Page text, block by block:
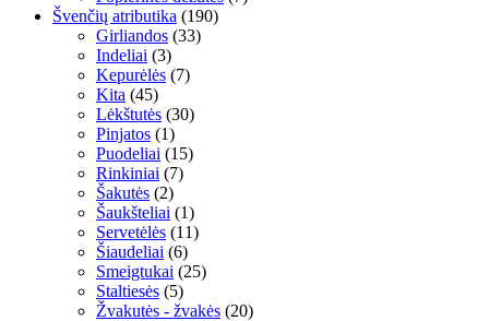
Švenčių atributika (190)
Girliandos (33)
Indeliai (3)
Kepurėlės (7)
Kita (45)
Lėkštutės (30)
Pinjatos (1)
Puodeliai (15)
Rinkiniai (7)
Šakutės (2)
Šaukšteliai (1)
Servetėlės (11)
Šiaudeliai (6)
Smeigtukai (25)
Staltiesės (5)
Žvakutės - žvakės (20)